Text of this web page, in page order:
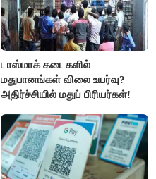
டாஸ்மாக் கடைகளில்
மதுபானங்கள் விலை உயர்வு?
அதிர்ச்சியில் மதுப் பிரியர்கள்!